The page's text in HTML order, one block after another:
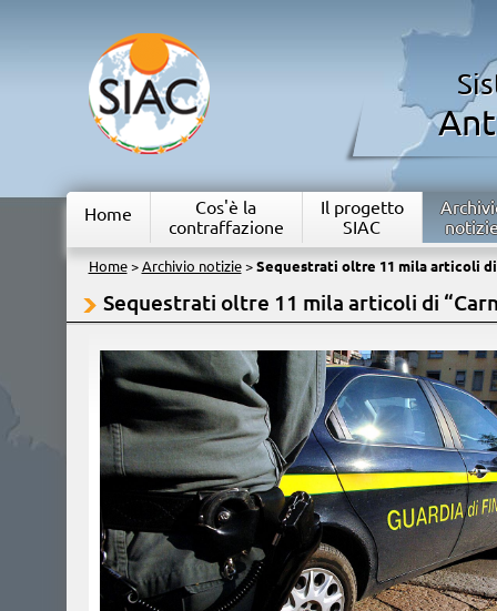
Home
Cos'è la
contraffazione
Il progetto
SIAC
Home> Archivio notizie> Sequestrati oltre 11 mila articoli di
Sequestrati oltre 11 mila articoli di